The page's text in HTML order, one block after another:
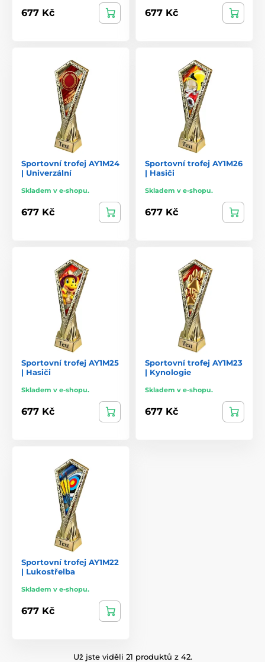
677 Kč 677 Kč
Sportovní trofej AY1M24
| Univerzální
Skladem v e-shopu.
677 Kč
Sportovní trofej AY1M26
| Hasiči
Skladem v e-shopu.
677 Kč
Sportovní trofej AY1M25
| Hasiči
Skladem v e-shopu.
677 Kč
Sportovní trofej AY1M23
| Kynologie
Skladem v e-shopu.
677 Kč
Sportovní trofej AY1M22
| Lukostřelba
Skladem v e-shopu.
677 Kč
Už jste viděli 21 produktů z 42.